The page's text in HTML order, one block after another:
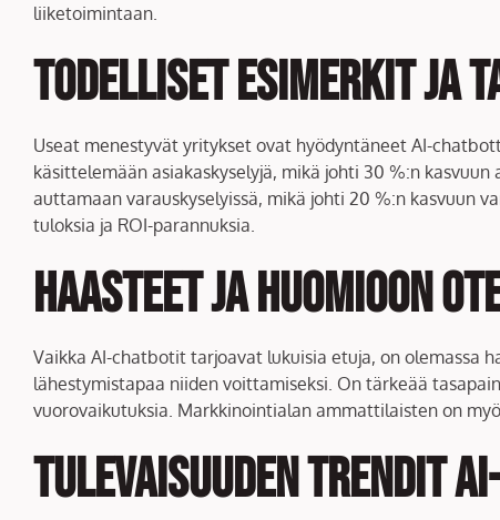
liiketoimintaan.
Todelliset esimerkit ja
Useat menestyvät yritykset ovat hyödyntäneet AI-
käsittelemään asiakaskyselyjä, mikä johti 30 %:n
auttamaan varauskyselyissä, mikä johti 20 %:n kasvuun
tuloksia ja ROI-parannuksia.
Haasteet ja huomioon
Vaikka AI-chatbotit tarjoavat lukuisia etuja, on olemassa
lähestymistapaa niiden voittamiseksi. On tärkeää
vuorovaikutuksia. Markkinointialan ammattilaisten on
Tulevaisuuden trendit